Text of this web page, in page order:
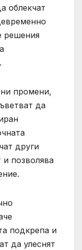
облекчат
решения
промени,
да
други
и позволява
подкрепа и
да улеснят